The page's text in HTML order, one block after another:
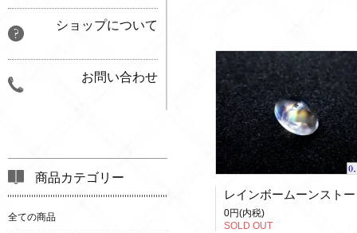
レインボームーンスト
0円(内税)
SOLD OUT
ショップについて
お問い合わせ
商品カテゴリー
全ての商品